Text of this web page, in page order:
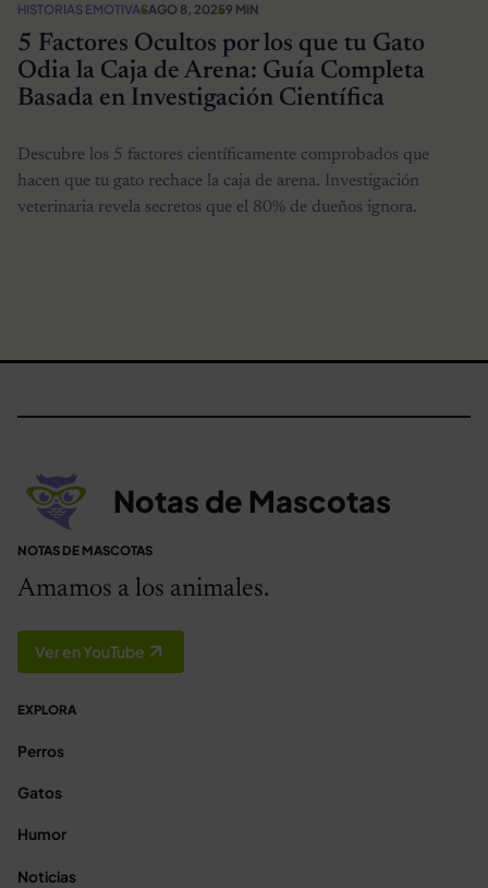
HISTORIAS EMOTIVASAGO 8, 20259 MIN
5 Factores Ocultos por los que tu Gato
Odia la Caja de Arena: Guía Completa
Basada en Investigación Científica
Descubre los 5 factores científicamente comprobados que
hacen que tu gato rechace la caja de arena. Investigación
veterinaria revela secretos que el 80% de dueños ignora.
Notas de Mascotas
NOTAS DE MASCOTAS
Amamos a los animales.
Ver en YouTube
EXPLORA
Perros
Gatos
Humor
Noticias